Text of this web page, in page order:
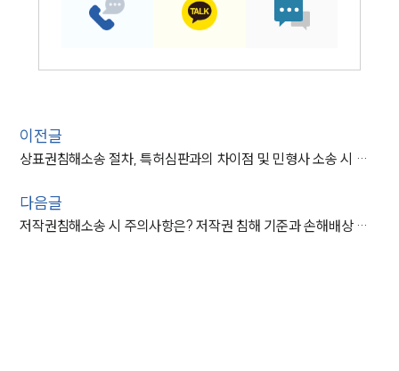
만화로 보는 사례
이전글
상표권침해소송 절차, 특허심판과의 차이점 및 민형사 소송 시 주의사항
다음글
저작권침해소송 시 주의사항은? 저작권 침해 기준과 손해배상 소송 대응법